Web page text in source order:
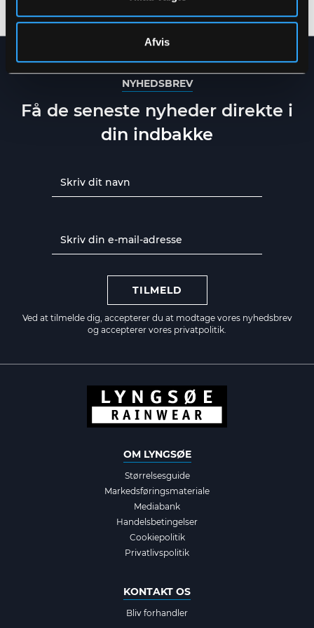
Afvis
NYHEDSBREV
Få de seneste nyheder direkte i
din indbakke
TILMELD
Ved at tilmelde dig, accepterer du at modtage vores nyhedsbrev
og accepterer vores privatpolitik.
OM LYNGSØE
Størrelsesguide
Markedsføringsmateriale
Mediabank
Handelsbetingelser
Cookiepolitik
Privatlivspolitik
KONTAKT OS
Bliv forhandler